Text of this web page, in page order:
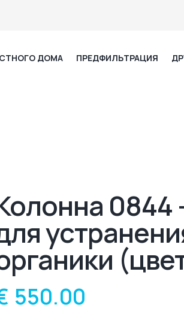
ДОМА ПРЕДФИЛЬТРАЦИЯ
0844
550.00